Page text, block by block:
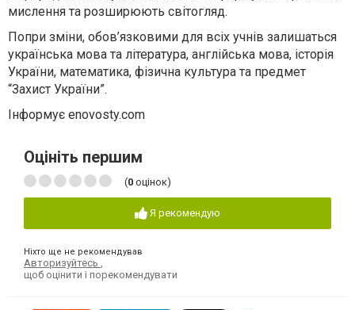
мислення та розширюють світогляд.
Попри зміни, обов’язковими для всіх учнів залишаться
українська мова та література, англійська мова, історія
України, математика, фізична культура та предмет
“Захист України”.
Інформує enovosty.com
Оцініть першим
(0 оцінок)
Я рекомендую
Ніхто ще не рекомендував
Авторизуйтесь ,
щоб оцінити і порекомендувати